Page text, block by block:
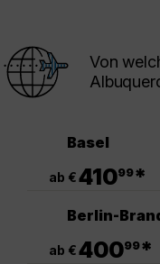
Von
Basel
ab €41099*
Berlin-
ab €40099*